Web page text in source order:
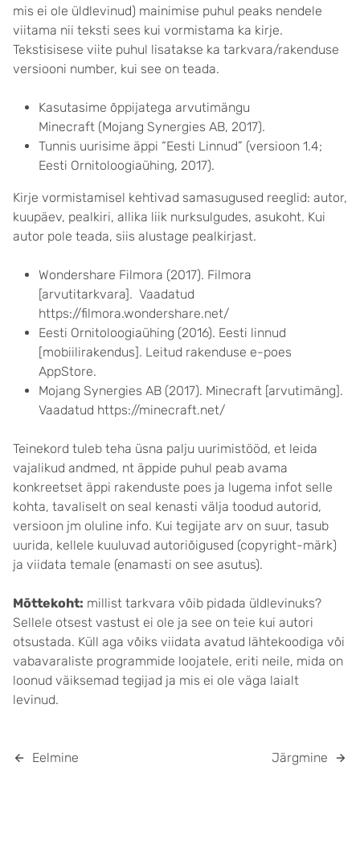
mis ei ole üldlevinud) mainimise puhul peaks nendele
viitama nii teksti sees kui vormistama ka kirje.
Tekstisisese viite puhul lisatakse ka tarkvara/rakenduse
versiooni number, kui see on teada.
Kasutasime õppijatega arvutimängu
Minecraft (Mojang Synergies AB, 2017).
Tunnis uurisime äppi “Eesti Linnud” (versioon 1.4;
Eesti Ornitoloogiaühing, 2017).
Kirje vormistamisel kehtivad samasugused reeglid: autor,
kuupäev, pealkiri, allika liik nurksulgudes, asukoht. Kui
autor pole teada, siis alustage pealkirjast.
Wondershare Filmora (2017). Filmora
[arvutitarkvara]. Vaadatud
https://filmora.wondershare.net/
Eesti Ornitoloogiaühing (2016). Eesti linnud
[mobiilirakendus]. Leitud rakenduse e-poes
AppStore.
Mojang Synergies AB (2017). Minecraft [arvutimäng].
Vaadatud https://minecraft.net/
Teinekord tuleb teha üsna palju uurimistööd, et leida
vajalikud andmed, nt äppide puhul peab avama
konkreetset äppi rakenduste poes ja lugema infot selle
kohta, tavaliselt on seal kenasti välja toodud autorid,
versioon jm oluline info. Kui tegijate arv on suur, tasub
uurida, kellele kuuluvad autoriõigused (copyright-märk)
ja viidata temale (enamasti on see asutus).
Mõttekoht: millist tarkvara võib pidada üldlevinuks?
Sellele otsest vastust ei ole ja see on teie kui autori
otsustada. Küll aga võiks viidata avatud lähtekoodiga või
vabavaraliste programmide loojatele, eriti neile, mida on
loonud väiksemad tegijad ja mis ei ole väga laialt
levinud.
Eelmine Järgmine